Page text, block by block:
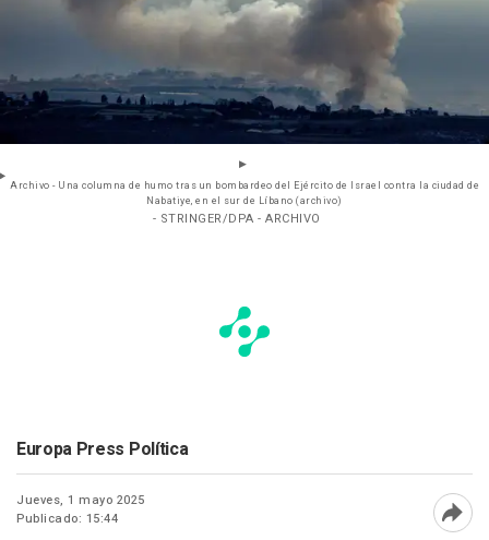
Archivo - Una columna de humo tras un bombardeo del Ejército de Israel contra la ciudad de
Nabatiye, en el sur de Líbano (archivo)
- STRINGER/DPA - ARCHIVO
Europa Press Política
Jueves, 1 mayo 2025
Publicado: 15:44